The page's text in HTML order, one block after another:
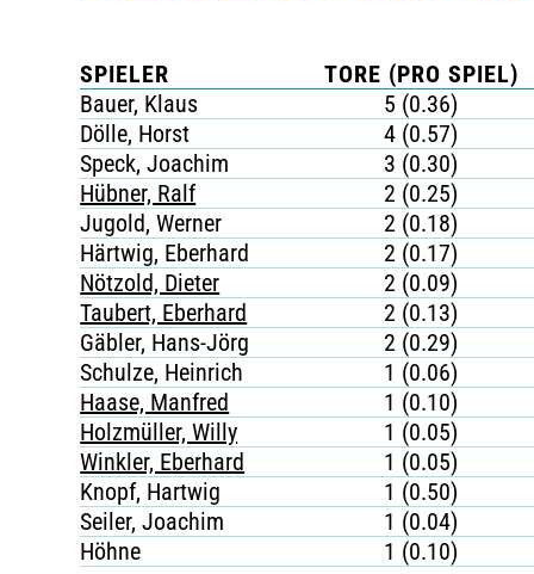
SPIELER
TORE (PRO SPIEL)
Bauer, Klaus
5 (0.36)
Dölle, Horst
4 (0.57)
Speck, Joachim
3 (0.30)
Hübner, Ralf
2 (0.25)
Jugold, Werner
2 (0.18)
Härtwig, Eberhard
2 (0.17)
Nötzold, Dieter
2 (0.09)
Taubert, Eberhard
2 (0.13)
Gäbler, Hans-Jörg
2 (0.29)
Schulze, Heinrich
1 (0.06)
Haase, Manfred
1 (0.10)
Holzmüller, Willy
1 (0.05)
Winkler, Eberhard
1 (0.05)
Knopf, Hartwig
1 (0.50)
Seiler, Joachim
1 (0.04)
Höhne
1 (0.10)